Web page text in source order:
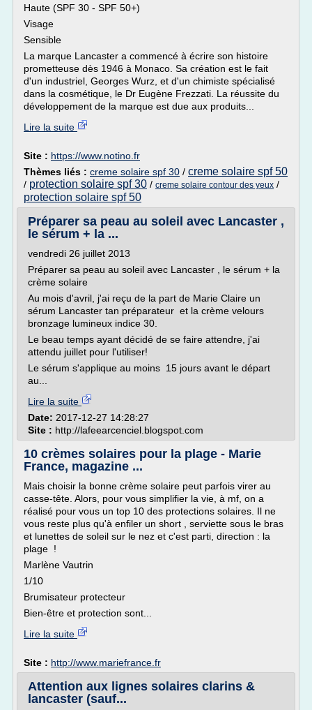
Haute (SPF 30 - SPF 50+)
Visage
Sensible
La marque Lancaster a commencé à écrire son histoire
prometteuse dès 1946 à Monaco. Sa création est le fait
d'un industriel, Georges Wurz, et d'un chimiste spécialisé
dans la cosmétique, le Dr Eugène Frezzati. La réussite du
développement de la marque est due aux produits...
Lire la suite
Site : https://www.notino.fr
Thèmes liés : creme solaire spf 30 / creme solaire spf 50
/ protection solaire spf 30 / creme solaire contour des yeux /
protection solaire spf 50
Préparer sa peau au soleil avec Lancaster ,
le sérum + la ...
vendredi 26 juillet 2013
Préparer sa peau au soleil avec Lancaster , le sérum + la
crème solaire
Au mois d'avril, j'ai reçu de la part de Marie Claire un
sérum Lancaster tan préparateur et la crème velours
bronzage lumineux indice 30.
Le beau temps ayant décidé de se faire attendre, j'ai
attendu juillet pour l'utiliser!
Le sérum s'applique au moins 15 jours avant le départ
au...
Lire la suite
Date: 2017-12-27 14:28:27
Site : http://lafeearcenciel.blogspot.com
10 crèmes solaires pour la plage - Marie
France, magazine ...
Mais choisir la bonne crème solaire peut parfois virer au
casse-tête. Alors, pour vous simplifier la vie, à mf, on a
réalisé pour vous un top 10 des protections solaires. Il ne
vous reste plus qu'à enfiler un short , serviette sous le bras
et lunettes de soleil sur le nez et c'est parti, direction : la
plage !
Marlène Vautrin
1/10
Brumisateur protecteur
Bien-être et protection sont...
Lire la suite
Site : http://www.mariefrance.fr
Attention aux lignes solaires clarins &
lancaster (sauf...